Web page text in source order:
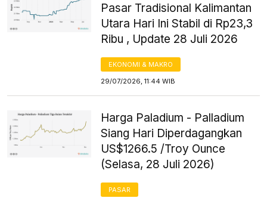
Pasar Tradisional Kalimantan
Utara Hari Ini Stabil di Rp23,3
Ribu , Update 28 Juli 2026
EKONOMI & MAKRO
29/07/2026, 11:44 WIB
Harga Paladium - Palladium
Siang Hari Diperdagangkan
US$1266.5 /Troy Ounce
(Selasa, 28 Juli 2026)
PASAR